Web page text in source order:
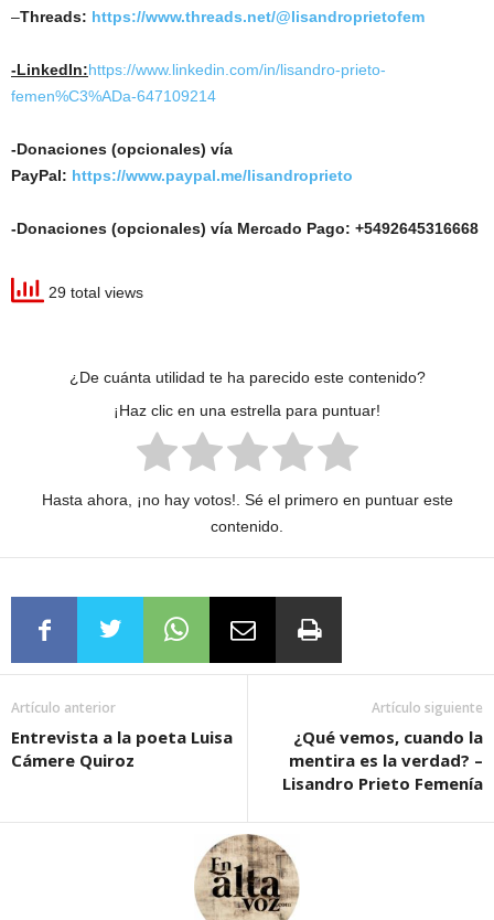
–Threads: https://www.threads.net/@lisandroprietofem
-LinkedIn:https://www.linkedin.com/in/lisandro-prieto-
femen%C3%ADa-647109214
-Donaciones (opcionales) vía
PayPal: https://www.paypal.me/lisandroprieto
-Donaciones (opcionales) vía Mercado Pago: +5492645316668
29 total views
¿De cuánta utilidad te ha parecido este contenido?
¡Haz clic en una estrella para puntuar!
Hasta ahora, ¡no hay votos!. Sé el primero en puntuar este
contenido.
Artículo anterior
Entrevista a la poeta Luisa
Cámere Quiroz
Artículo siguiente
¿Qué vemos, cuando la
mentira es la verdad? –
Lisandro Prieto Femenía